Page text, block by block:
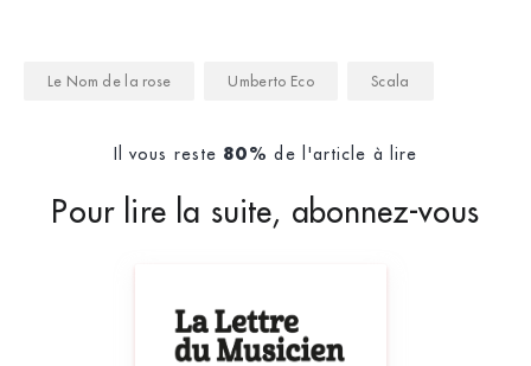
Le Nom de la rose Umberto Eco Scala
Il vous reste 80% de l'article à lire
Pour lire la suite, abonnez-vous